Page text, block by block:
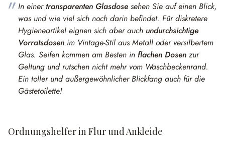
In einertransparenten Glasdosesehen Sie auf einen Blick,
was und wie viel sich noch darin befindet. Für diskretere
Hygieneartikel eignen sich aber auch undurchsichtige
Vorratsdosen im Vintage-Stil aus Metall oder versilbertem
Glas. Seifen kommen am Besten in flachen Dosen zur
Geltung und rutschen nicht mehr vom Waschbeckenrand.
Ein toller und außergewöhnlicher Blickfang auch für die
Gästetoilette!
Ordnungshelfer in Flur und Ankleide